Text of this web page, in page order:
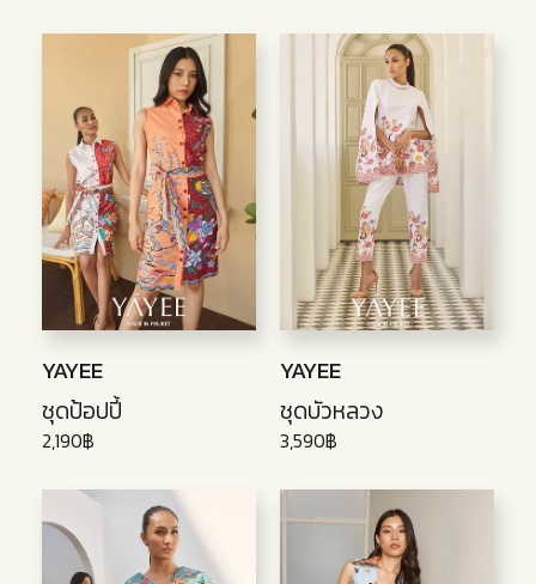
YAYEE
ชุดป้อปปี้
2,190฿
YAYEE
ชุดบัวหลวง
3,590฿